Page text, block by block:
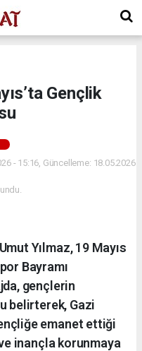
Gençlik
- 15:16, Güncelleme: 18.05.2026
Yılmaz, 19 Mayıs
Bayramı
gençlerin
belirterek, Gazi
emanet ettiği
inançla korunmaya